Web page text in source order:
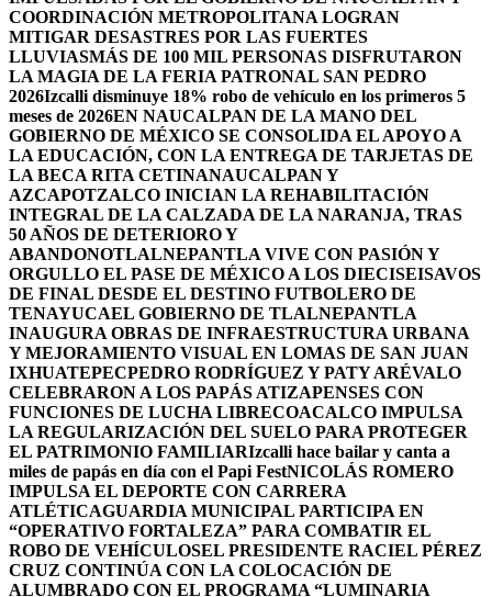
COORDINACIÓN METROPOLITANA LOGRAN
MITIGAR DESASTRES POR LAS FUERTES
LLUVIASMÁS DE 100 MIL PERSONAS DISFRUTARON
LA MAGIA DE LA FERIA PATRONAL SAN PEDRO
2026Izcalli disminuye 18% robo de vehículo en los primeros 5
meses de 2026EN NAUCALPAN DE LA MANO DEL
GOBIERNO DE MÉXICO SE CONSOLIDA EL APOYO A
LA EDUCACIÓN, CON LA ENTREGA DE TARJETAS DE
LA BECA RITA CETINANAUCALPAN Y
AZCAPOTZALCO INICIAN LA REHABILITACIÓN
INTEGRAL DE LA CALZADA DE LA NARANJA, TRAS
50 AÑOS DE DETERIORO Y
ABANDONOTLALNEPANTLA VIVE CON PASIÓN Y
ORGULLO EL PASE DE MÉXICO A LOS DIECISEISAVOS
DE FINAL DESDE EL DESTINO FUTBOLERO DE
TENAYUCAEL GOBIERNO DE TLALNEPANTLA
INAUGURA OBRAS DE INFRAESTRUCTURA URBANA
Y MEJORAMIENTO VISUAL EN LOMAS DE SAN JUAN
IXHUATEPECPEDRO RODRÍGUEZ Y PATY ARÉVALO
CELEBRARON A LOS PAPÁS ATIZAPENSES CON
FUNCIONES DE LUCHA LIBRECOACALCO IMPULSA
LA REGULARIZACIÓN DEL SUELO PARA PROTEGER
EL PATRIMONIO FAMILIARIzcalli hace bailar y canta a
miles de papás en día con el Papi FestNICOLÁS ROMERO
IMPULSA EL DEPORTE CON CARRERA
ATLÉTICAGUARDIA MUNICIPAL PARTICIPA EN
“OPERATIVO FORTALEZA” PARA COMBATIR EL
ROBO DE VEHÍCULOSEL PRESIDENTE RACIEL PÉREZ
CRUZ CONTINÚA CON LA COLOCACIÓN DE
ALUMBRADO CON EL PROGRAMA “LUMINARIA